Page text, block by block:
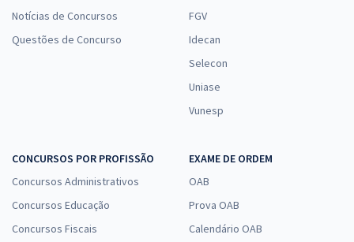
Notícias de Concursos
Questões de Concurso
FGV
Idecan
Selecon
Uniase
Vunesp
CONCURSOS POR PROFISSÃO
Concursos Administrativos
Concursos Educação
Concursos Fiscais
EXAME DE ORDEM
OAB
Prova OAB
Calendário OAB